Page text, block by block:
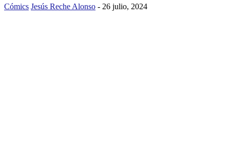
Cómics Jesús Reche Alonso - 26 julio, 2024